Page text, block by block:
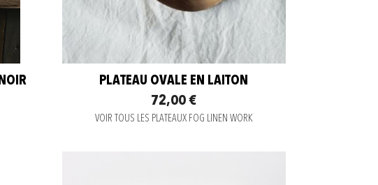
PLATEAU OVALE EN LAITON
72,00 €
VOIR TOUS LES PLATEAUX FOG LINEN WORK